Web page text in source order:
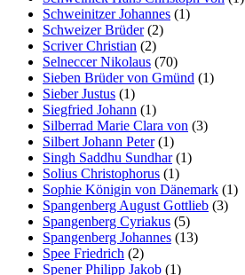
Schweinitzer Johannes (1)
Schweizer Brüder(2)
Scriver Christian (2)
Selneccer Nikolaus (70)
Sieben Brüder von Gmünd (1)
Sieber Justus (1)
Siegfried Johann (1)
Silberrad Marie Clara von (3)
Silbert Johann Peter(1)
Singh Saddhu Sundhar(1)
Solius Christophorus (1)
Sophie Königin von Dänemark (1)
Spangenberg August Gottlieb (3)
Spangenberg Cyriakus (5)
Spangenberg Johannes (13)
Spee Friedrich (2)
Spener Philipp Jakob (1)